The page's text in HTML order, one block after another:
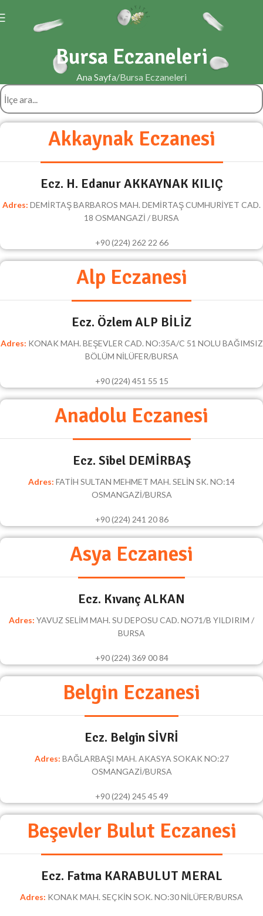
Bursa Eczaneleri
Ana Sayfa Bursa Eczaneleri
Akkaynak Eczanesi
Ecz. H. Edanur AKKAYNAK KILIÇ
Adres: DEMİRTAŞ BARBAROS MAH. DEMİRTAŞ CUMHURİYET CAD.
18 OSMANGAZİ / BURSA
+90 (224) 262 22 66
Alp Eczanesi
Ecz. Özlem ALP BİLİZ
Adres: KONAK MAH. BEŞEVLER CAD. NO:35A/C 51 NOLU BAĞIMSIZ
BÖLÜM NİLÜFER/BURSA
+90 (224) 451 55 15
Anadolu Eczanesi
Ecz. Sibel DEMİRBAŞ
Adres: FATİH SULTAN MEHMET MAH. SELİN SK. NO:14
OSMANGAZİ/BURSA
+90 (224) 241 20 86
Asya Eczanesi
Ecz. Kıvanç ALKAN
Adres: YAVUZ SELİM MAH. SU DEPOSU CAD. NO71/B YILDIRIM /
BURSA
+90 (224) 369 00 84
Belgin Eczanesi
Ecz. Belgin SİVRİ
Adres: BAĞLARBAŞI MAH. AKASYA SOKAK NO:27
OSMANGAZİ/BURSA
+90 (224) 245 45 49
Beşevler Bulut Eczanesi
Ecz. Fatma KARABULUT MERAL
Adres: KONAK MAH. SEÇKİN SOK. NO:30 NİLÜFER/BURSA